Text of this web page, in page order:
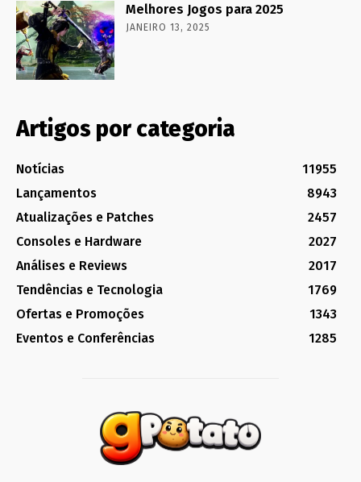
Melhores Jogos para 2025
JANEIRO 13, 2025
Artigos por categoria
Notícias
11955
Lançamentos
8943
Atualizações e Patches
2457
Consoles e Hardware
2027
Análises e Reviews
2017
Tendências e Tecnologia
1769
Ofertas e Promoções
1343
Eventos e Conferências
1285